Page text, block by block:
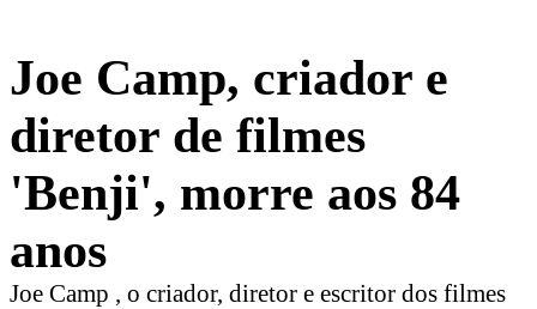
Joe Camp, criador e
diretor de filmes
'Benji', morre aos 84
anos
Joe Camp , o criador, diretor e escritor dos filmes